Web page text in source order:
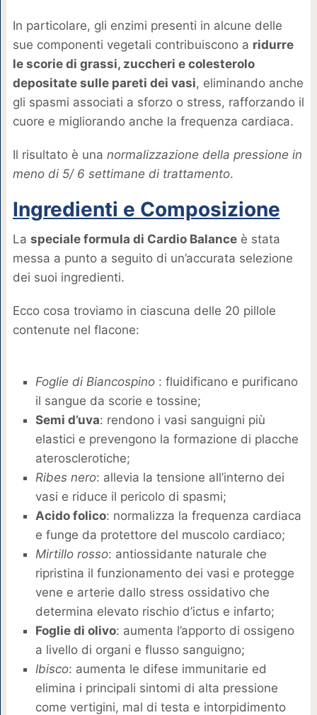
In particolare, gli enzimi presenti in alcune delle
sue componenti vegetali contribuiscono a ridurre
le scorie di grassi, zuccheri e colesterolo
depositate sulle pareti dei vasi, eliminando anche
gli spasmi associati a sforzo o stress, rafforzando il
cuore e migliorando anche la frequenza cardiaca.
Il risultato è una normalizzazione della pressione in
meno di 5/ 6 settimane di trattamento.
Ingredienti e Composizione
La speciale formula di Cardio Balanceè stata
messa a punto a seguito di un’accurata selezione
dei suoi ingredienti.
Ecco cosa troviamo in ciascuna delle 20 pillole
contenute nel flacone:
Foglie di Biancospino: fluidificano e purificano
il sangue da scorie e tossine;
Semi d’uva: rendono i vasi sanguigni più
elastici e prevengono la formazione di placche
aterosclerotiche;
Ribes nero: allevia la tensione all’interno dei
vasi e riduce il pericolo di spasmi;
Acido folico: normalizza la frequenza cardiaca
e funge da protettore del muscolo cardiaco;
Mirtillo rosso: antiossidante naturale che
ripristina il funzionamento dei vasi e protegge
vene e arterie dallo stress ossidativo che
determina elevato rischio d’ictus e infarto;
Foglie di olivo: aumenta l’apporto di ossigeno
a livello di organi e flusso sanguigno;
Ibisco: aumenta le difese immunitarie ed
elimina i principali sintomi di alta pressione
come vertigini, mal di testa e intorpidimento